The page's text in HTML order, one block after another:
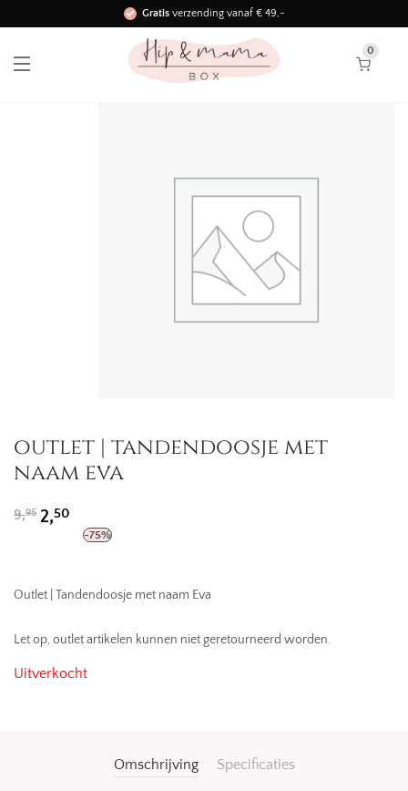
Gratisverzending vanaf € 49,-
Binnen 3 werkdagen in huis!
0
outlet | tandendoosje met
naam eva
9,95 Oorspronkelijke
prijs
2,50
prijs
-75%
Outlet | Tandendoosje met naam Eva
Let op, outlet artikelen kunnen niet geretourneerd worden.
Uitverkocht
Omschrijving Specificaties